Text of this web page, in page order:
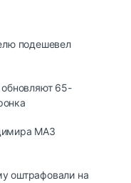
подешевел
65-
МАЗ
оштрафовали на